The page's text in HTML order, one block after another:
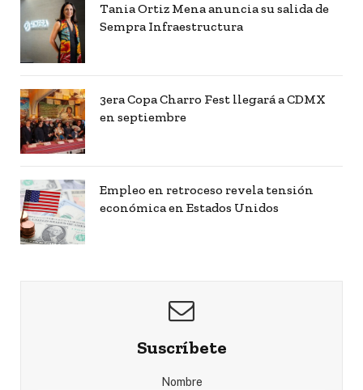
Tania Ortiz Mena anuncia su salida de
Sempra Infraestructura
3era Copa Charro Fest llegará a CDMX
en septiembre
Empleo en retroceso revela tensión
económica en Estados Unidos
Suscríbete
Nombre